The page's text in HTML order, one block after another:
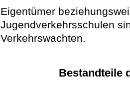
Eigentümer
Jugendverkehrsschulen
Verkehrswachten.
Bestandteile